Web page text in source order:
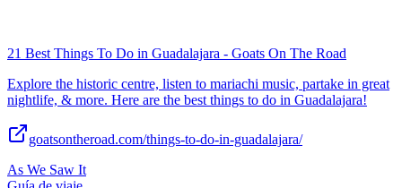
21 Best Things To Do in Guadalajara - Goats On The Road
Explore the historic centre, listen to mariachi music, partake in great
nightlife, & more. Here are the best things to do in Guadalajara!
goatsontheroad.com/things-to-do-in-guadalajara/
As We Saw It